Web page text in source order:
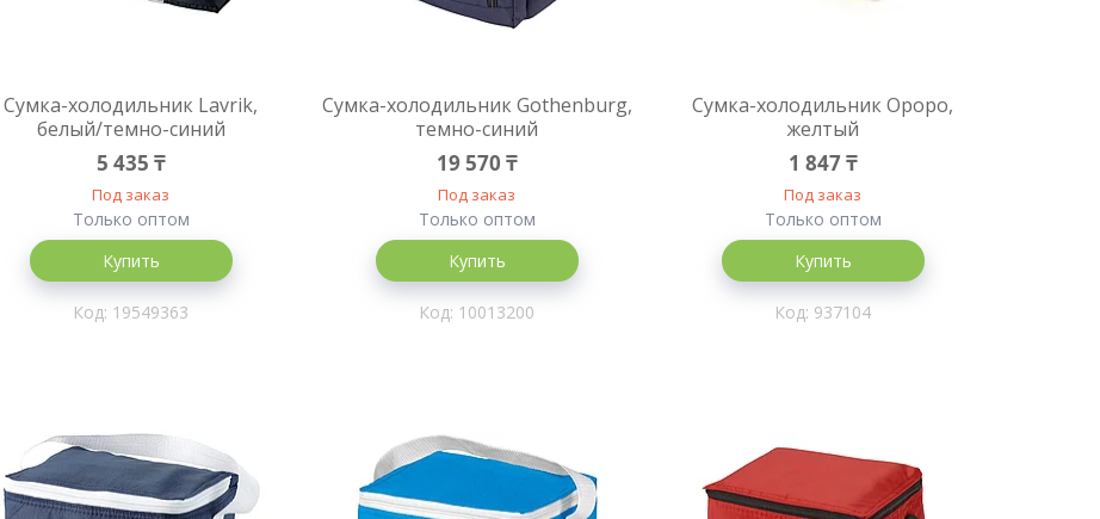
Сумка-холодильник Lavrik,
белый/темно-синий
5 435 ₸
Под заказ
Только оптом
Купить
19549363
Сумка-холодильник Gothenburg,
темно-синий
19 570 ₸
Под заказ
Только оптом
Купить
10013200
Сумка-холодильник Ороро,
желтый
1 847 ₸
Под заказ
Только оптом
Купить
937104